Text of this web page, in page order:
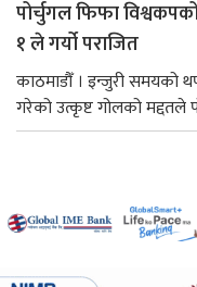
पोर्चुगल फिफा
१ ले गर्यो पराजित
काठमाडौँ । इन्जुरी समयको
गरेको उत्कृष्ट गोलको मद्दतले